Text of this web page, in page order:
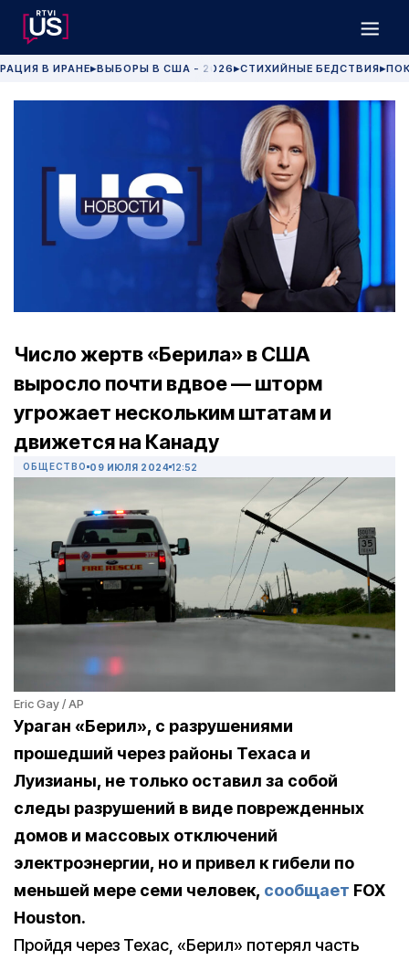
В ИРАНЕ▶ВЫБОРЫ В США - 2026 ▶СТИХИЙНЫЕ БЕДСТВИЯ▶
Число жертв «Берила» в США
выросло почти вдвое — шторм
угрожает нескольким штатам и
движется на Канаду
ОБЩЕСТВО 09 ИЮЛЯ 2024 12:52
Eric Gay / AP
Ураган «Берил», с разрушениями
прошедший через районы Техаса и
Луизианы, не только оставил за собой
следы разрушений в виде поврежденных
домов и массовых отключений
электроэнергии, но и привел к гибели по
меньшей мере семи человек, сообщает FOX
Houston.
Пройдя через Техас, «Берил» потерял часть